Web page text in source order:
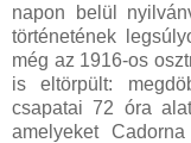
napon belül
történetének
még az 1916-os
is eltörpült:
csapatai 72 óra
amelyeket